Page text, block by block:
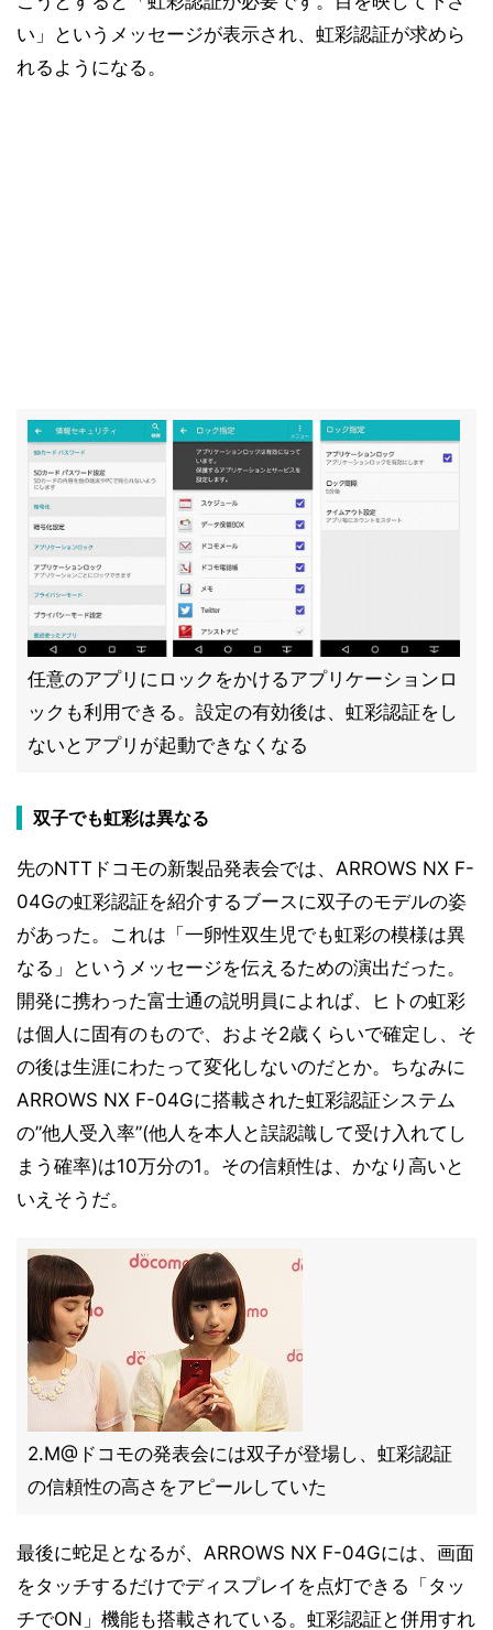
い」というメッセージが表示され、虹彩認証が求めら
れるようになる。
任意のアプリにロックをかけるアプリケーションロ
ックも利用できる。設定の有効後は、虹彩認証をし
ないとアプリが起動できなくなる
双子でも虹彩は異なる
先のNTTドコモの新製品発表会では、ARROWS NX F-
04Gの虹彩認証を紹介するブースに双子のモデルの姿
があった。これは「一卵性双生児でも虹彩の模様は異
なる」というメッセージを伝えるための演出だった。
開発に携わった富士通の説明員によれば、ヒトの虹彩
は個人に固有のもので、およそ2歳くらいで確定し、そ
の後は生涯にわたって変化しないのだとか。ちなみに
ARROWS NX F-04Gに搭載された虹彩認証システム
の”他人受入率”(他人を本人と誤認識して受け入れてし
まう確率)は10万分の1。その信頼性は、かなり高いと
いえそうだ。
2.M@ドコモの発表会には双子が登場し、虹彩認証
の信頼性の高さをアピールしていた
最後に蛇足となるが、ARROWS NX F-04Gには、画面
をタッチするだけでディスプレイを点灯できる「タッ
チでON」機能も搭載されている。虹彩認証と併用すれ